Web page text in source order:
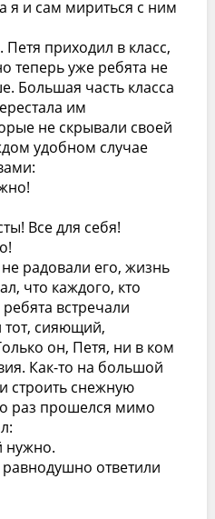
я и сам мириться с ним
приходил в класс,
теперь уже ребята не
Большая часть класса
им
не скрывали своей
удобном случае
Все для себя!
радовали его, жизнь
что каждого, кто
встречали
сияющий,
он, Петя, ни в ком
Как-то на большой
строить снежную
раз прошелся мимо
нужно.
ответили